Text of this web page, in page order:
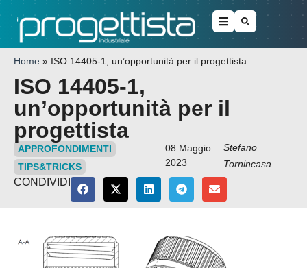
Home » ISO 14405-1, un’opportunità per il progettista
ISO 14405-1,
un’opportunità per il
progettista
APPROFONDIMENTI
TIPS&TRICKS
08 Maggio
2023
Stefano
Tornincasa
CONDIVIDI